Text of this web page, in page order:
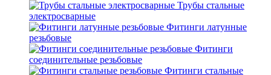
Трубы стальные
электросварные
Фитинги латунные
резьбовые
Фитинги
соединительные резьбовые
Фитинги стальные